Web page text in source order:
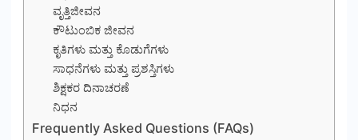
ವೃತ್ತಿಜೀವನ
ಕೌಟುಂಬಿಕ ಜೀವನ
ಕೃತಿಗಳು ಮತ್ತು ಕೊಡುಗೆಗಳು
ಸಾಧನೆಗಳು ಮತ್ತು ಪ್ರಶಸ್ತಿಗಳು
ಶಿಕ್ಷಕರ ದಿನಾಚರಣೆ
ನಿಧನ
Frequently Asked Questions (FAQs)